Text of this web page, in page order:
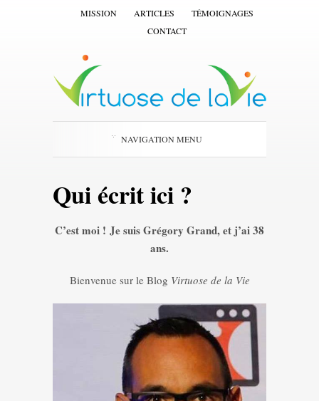
MISSION ARTICLES
TÉMOIGNAGES
CONTACT
NAVIGATION MENU
Qui écrit ici ?
C’est moi ! Je suis Grégory Grand, et j’ai 38
ans.
Bienvenue sur le Blog Virtuose de la Vie